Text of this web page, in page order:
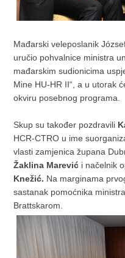
Mađarski veleposlanik
uručio pohvalnice ministra
mađarskim sudionicima
Mine HU-HR II“, a u utorak
okviru posebnog programa.
Skup su također pozdravili
HCR-CTRO u ime
vlasti zamjenica župana
Žaklina Marević i načelnik
Knežić. Na marginama
sastanak pomoćnika
Brattskarom.